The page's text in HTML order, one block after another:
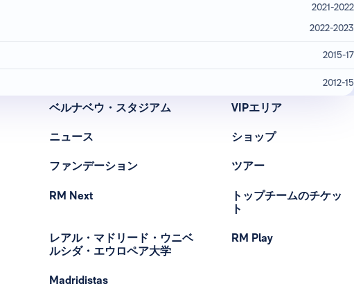
2021-2022
2022-2023
2015-17
2012-15
ベルナベウ・スタジアム
ニュース
ファンデーション
RM Next
レアル・マドリード・ウニベ
ルシダ・エウロペア大学
Madridistas
VIPエリア
ショップ
ツアー
トップチームのチケッ
ト
RM Play